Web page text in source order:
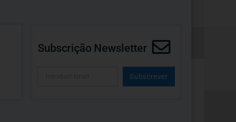
Subscrição Newsletter
Subscrever